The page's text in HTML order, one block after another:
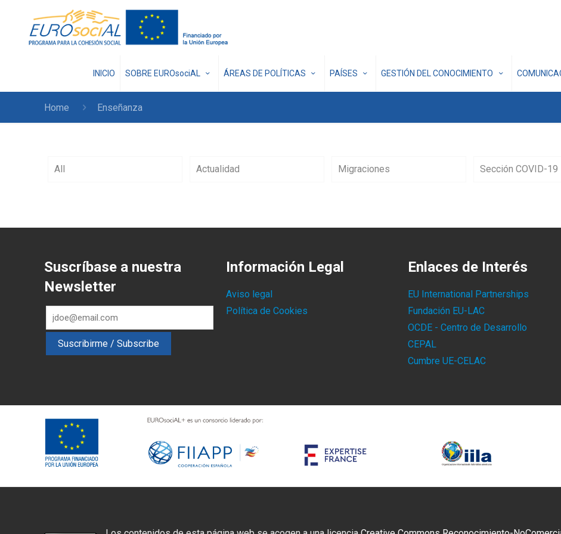
INICIO SOBRE EUROsociAL ÁREAS DE POLÍTICAS PAÍSES GESTIÓN DEL CONOCIMIENTO
Home Enseñanza
All Actualidad Migraciones Sección COVID-19
Suscríbase a nuestra
Newsletter
Información Legal
Aviso legal
Política de Cookies
Enlaces de Interés
EU International Partnerships
Fundación EU-LAC
OCDE - Centro de Desarrollo
CEPAL
Cumbre UE-CELAC